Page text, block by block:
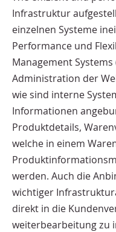
Infrastruktur
einzelnen Systeme
Performance und
Management Systems
Administration der
wie sind interne
Informationen
Produktdetails,
welche in einem
werden. Auch die
wichtiger
direkt in die
weiterbearbeitung zu